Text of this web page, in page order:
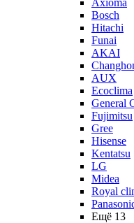
Axioma
Bosch
Hitachi
Funai
AKAI
AUX
Ecoclima
General
Fujimitsu
Gree
Hisense
Kentatsu
LG
Midea
Royal
Ещё 13